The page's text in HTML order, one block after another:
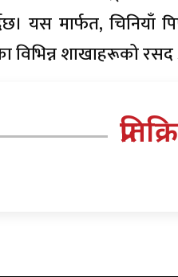
यस मार्फत,
विभिन्न शाखाहरूको